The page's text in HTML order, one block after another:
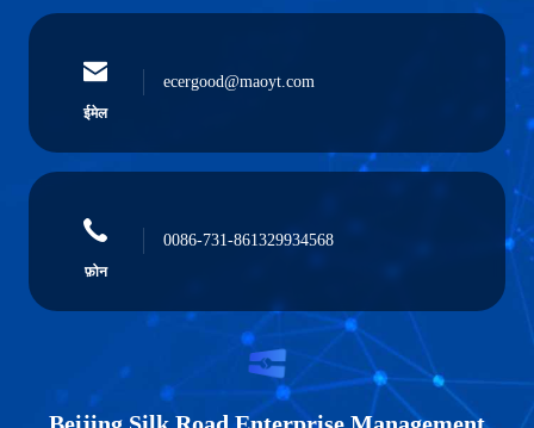
ईमेल
ecergood@maoyt.com
फ़ोन
0086-731-861329934568